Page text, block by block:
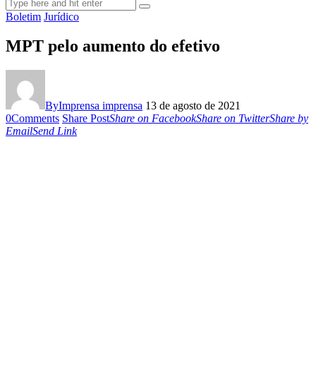
Boletim Jurídico
MPT pelo aumento do efetivo
ByImprensa imprensa 13 de agosto de 2021
0Comments Share PostShare on FacebookShare on TwitterShare by
EmailSend Link